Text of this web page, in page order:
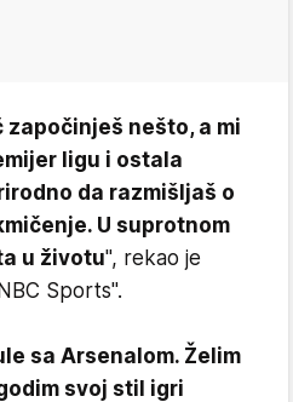
započinješ nešto, a mi
ligu i ostala
da razmišljaš o
U suprotnom
u životu", rekao je
Sports".
sa Arsenalom. Želim
svoj stil igri